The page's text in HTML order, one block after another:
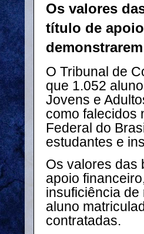
Os valores
título de
O Tribunal de
que 1.052
Jovens e
como falecidos
Federal do
estudantes e
Os valores das
apoio
insuficiência
aluno
contratadas.